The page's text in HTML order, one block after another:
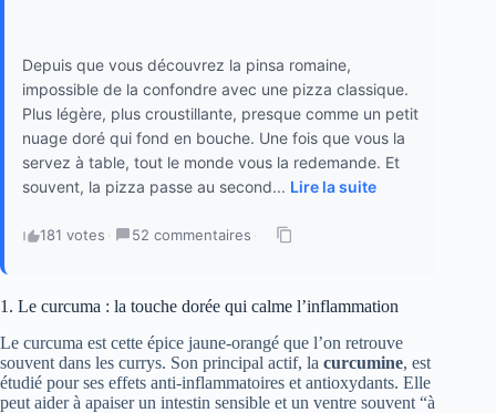
Depuis que vous découvrez la pinsa romaine,
impossible de la confondre avec une pizza classique.
Plus légère, plus croustillante, presque comme un petit
nuage doré qui fond en bouche. Une fois que vous la
servez à table, tout le monde vous la redemande. Et
souvent, la pizza passe au second... Lire la suite
181 votes · 52 commentaires ·
1. Le curcuma : la touche dorée qui calme l’inflammation
Le curcuma est cette épice jaune-orangé que l’on retrouve
souvent dans les currys. Son principal actif, la curcumine, est
étudié pour ses effets anti-inflammatoires et antioxydants. Elle
peut aider à apaiser un intestin sensible et un ventre souvent “à